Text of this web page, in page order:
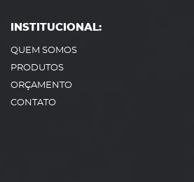
INSTITUCIONAL:
QUEM SOMOS
PRODUTOS
ORÇAMENTO
CONTATO